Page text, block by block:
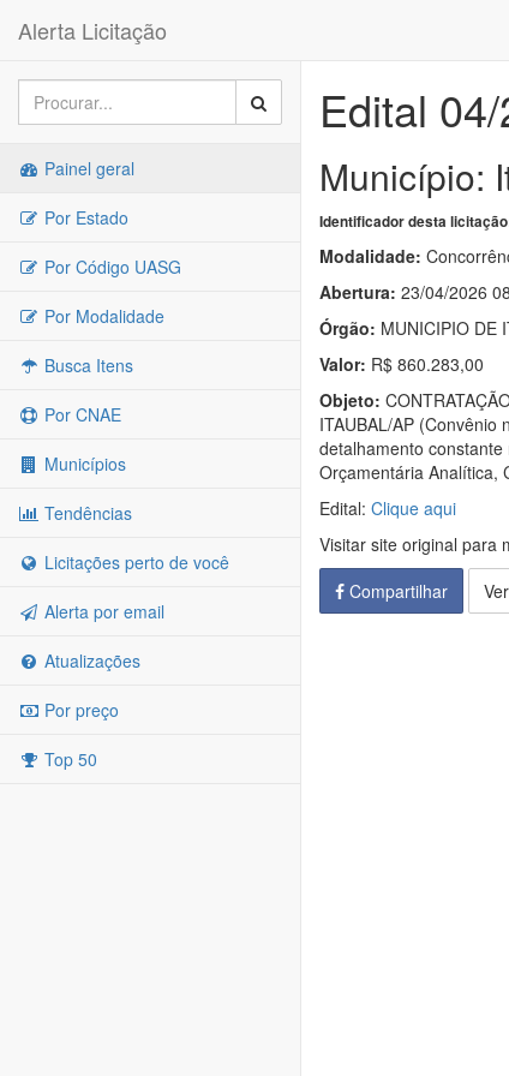
Alerta Licitação
Painel geral
Por Estado
Por Código UASG
Por Modalidade
Busca Itens
Por CNAE
Municípios
Tendências
Licitações perto de você
Alerta por email
Atualizações
Por preço
Top 50
Edital
Município:
Identificador desta
Modalidade:
Abertura: 23/04/2026
Órgão: MUNICIPIO DE
Valor: R$ 860.283,00
Objeto:
ITAUBAL/AP (Convênio
detalhamento
Orçamentária Analítica,
Edital: Clique aqui
Visitar site original para
Compartilhar